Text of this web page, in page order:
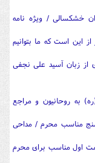
خشکسالی / ویژه نامه
این است که ما بتوانیم
زبان آسید علی نجفی
به روحانیون و مراجع
مناسب محرم / مداحی
اول مناسب برای محرم